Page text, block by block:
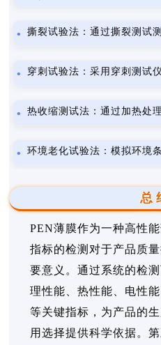
撕裂试验法：通过撕裂测试
穿刺试验法：采用穿刺测试
热收缩测试法：通过加热处
环境老化试验法：模拟环境
总
PEN薄膜作为一种高性
指标的检测对于产品质
要意义。通过系统的检
理性能、热性能、电性
等关键指标，为产品的
用选择提供科学依据。